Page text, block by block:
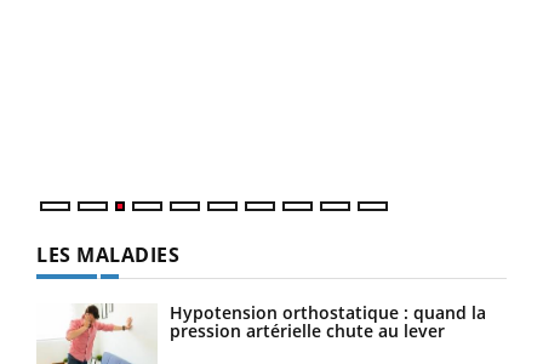
LES MALADIES
Hypotension orthostatique : quand la
pression artérielle chute au lever